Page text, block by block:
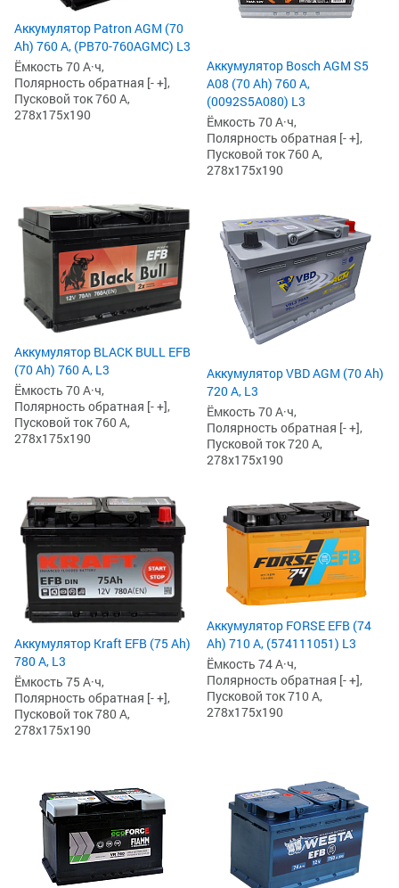
Аккумулятор Patron AGM (70
Ah) 760 А, (PB70-760AGMC) L3
Ёмкость 70 А·ч,
Полярность обратная [- +],
Пусковой ток 760 А,
278x175x190
Аккумулятор Bosch AGM S5
A08 (70 Ah) 760 А,
(0092S5A080) L3
Ёмкость 70 А·ч,
Полярность обратная [- +],
Пусковой ток 760 А,
278x175x190
Аккумулятор BLACK BULL EFB
(70 Ah) 760 А, L3
Ёмкость 70 А·ч,
Полярность обратная [- +],
Пусковой ток 760 А,
278x175x190
Аккумулятор VBD AGM (70 Ah)
720 А, L3
Ёмкость 70 А·ч,
Полярность обратная [- +],
Пусковой ток 720 А,
278x175x190
Аккумулятор Kraft EFB (75 Ah)
780 А, L3
Ёмкость 75 А·ч,
Полярность обратная [- +],
Пусковой ток 780 А,
278x175x190
Аккумулятор FORSE EFB (74
Ah) 710 А, (574111051) L3
Ёмкость 74 А·ч,
Полярность обратная [- +],
Пусковой ток 710 А,
278x175x190